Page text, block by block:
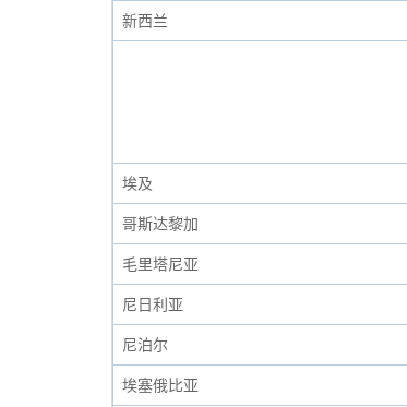
新西兰
埃及
哥斯达黎加
毛里塔尼亚
尼日利亚
尼泊尔
埃塞俄比亚